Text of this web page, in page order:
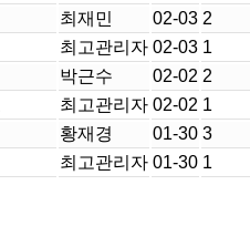
최재민 02-03 2
최고관리자 02-03 1
박근수 02-02 2
최고관리자 02-02 1
황재경 01-30 3
최고관리자 01-30 1